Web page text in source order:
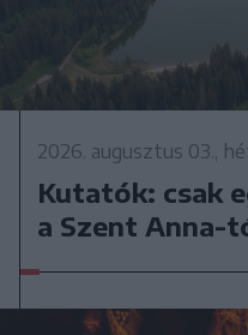
2026. augusztus 03.,
Kutatók: csak
a Szent Anna-